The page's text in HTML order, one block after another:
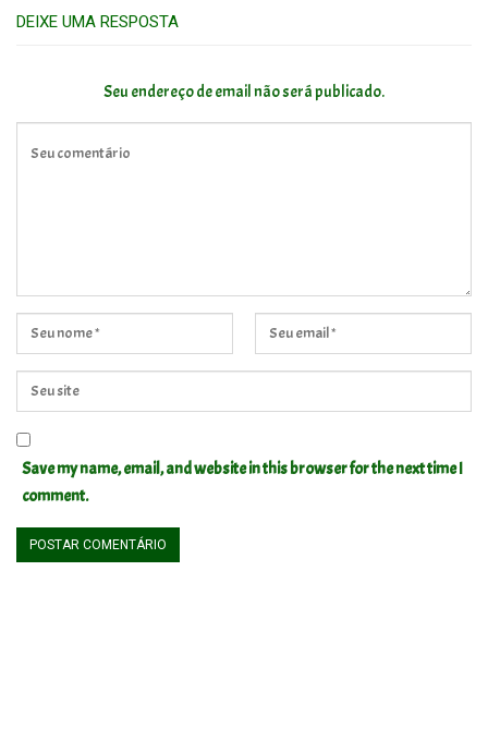
DEIXE UMA RESPOSTA
Seu endereço de email não será publicado.
Save my name, email, and website in this browser for the next time I
comment.